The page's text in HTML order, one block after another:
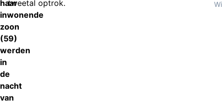
haar
inwonende
zoon
(59)
werden
in
de
nacht
van
tweetal optrok.